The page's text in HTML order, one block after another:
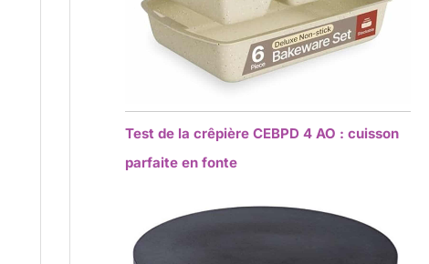
Test de la crêpière CEBPD 4 AO : cuisson
parfaite en fonte